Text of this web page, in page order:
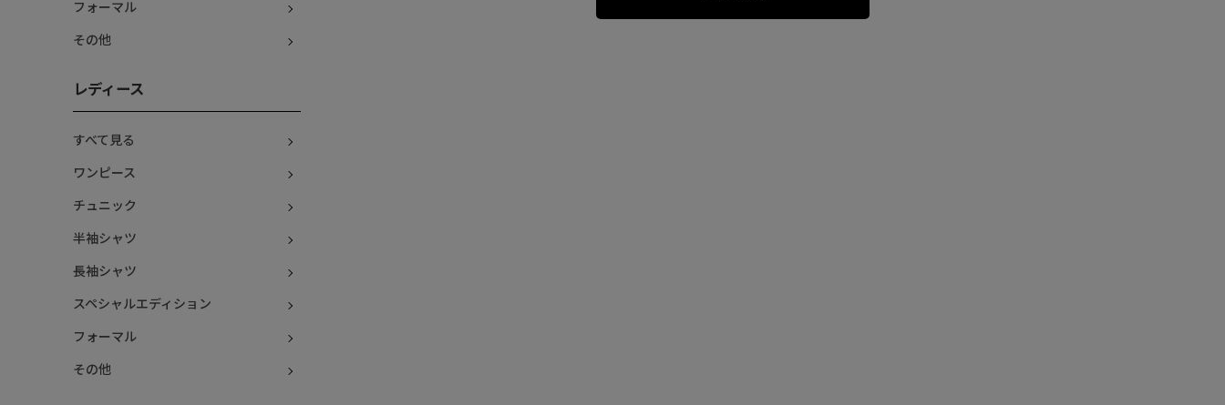
フォーマル
その他
レディース
すべて見る
ワンピース
チュニック
半袖シャツ
長袖シャツ
スペシャルエディション
フォーマル
その他